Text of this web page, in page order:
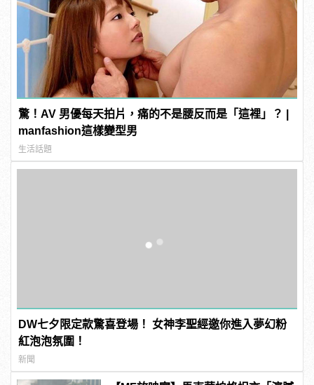
驚！AV 男優每天拍片，痛的不是腰反而是「這裡」？ |
manfashion這樣變型男
生活話題
DW七夕限定款驚喜登場！ 女神李聖經邀你進入夢幻粉
紅泡泡氛圍！
新聞